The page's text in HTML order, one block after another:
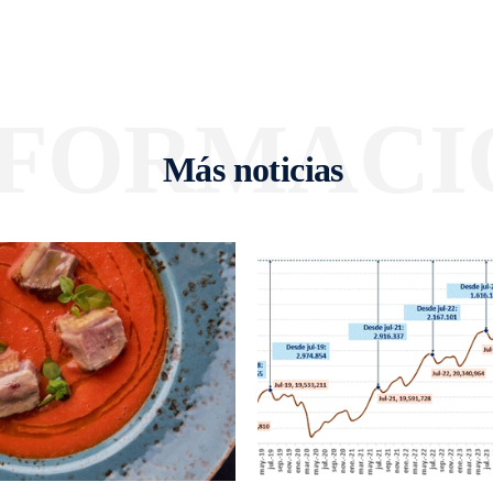
Más noticias